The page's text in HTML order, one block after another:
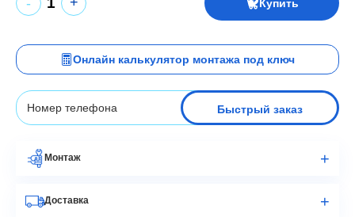
Купить
Онлайн калькулятор монтажа под ключ
Быстрый заказ
Монтаж
Доставка